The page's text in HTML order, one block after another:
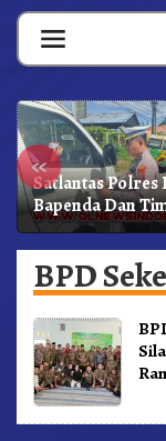
Skip
content
«
Satlantas Polres
Bapenda Dan
Lainnya Gelar
Sadar Pajak
BPD